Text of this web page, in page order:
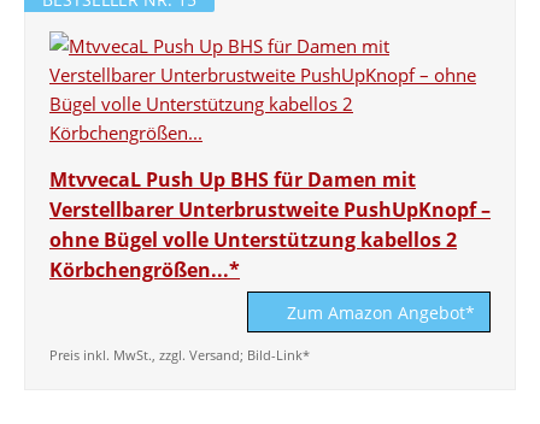
MtvvecaL Push Up BHS für Damen mit
Verstellbarer Unterbrustweite PushUpKnopf –
ohne Bügel volle Unterstützung kabellos 2
Körbchengrößen...*
Zum Amazon Angebot*
Preis inkl. MwSt., zzgl. Versand; Bild-Link*